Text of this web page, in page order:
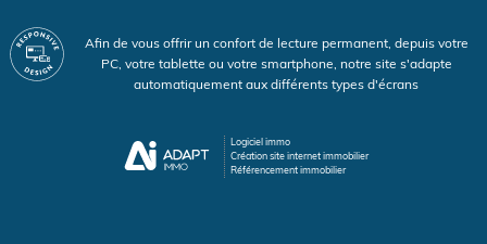
Afin de vous offrir un confort de lecture permanent, depuis votre
PC, votre tablette ou votre smartphone, notre site s'adapte
automatiquement aux différents types d'écrans
Logiciel immo
Création site internet immobilier
Référencement immobilier